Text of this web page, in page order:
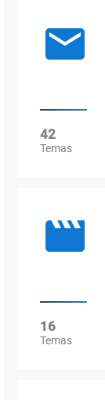
42
Temas
16
Temas